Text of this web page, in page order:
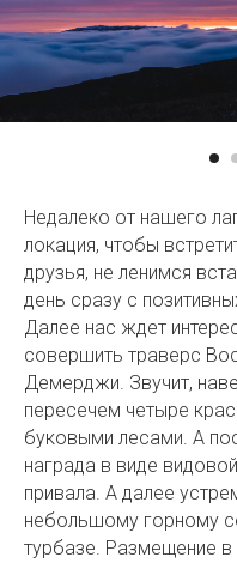
Недалеко от нашего
локация, чтобы
друзья, не ленимся
день сразу с
Далее нас ждет
совершить траверс
Демерджи. Звучит,
пересечем четыре
буковыми лесами. А
награда в виде
привала. А далее
небольшому горному
турбазе. Размещение